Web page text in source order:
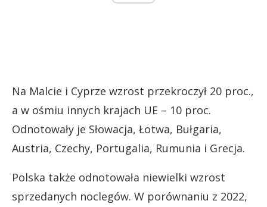
Na Malcie i Cyprze wzrost przekroczył 20 proc.,
a w ośmiu innych krajach UE – 10 proc.
Odnotowały je Słowacja, Łotwa, Bułgaria,
Austria, Czechy, Portugalia, Rumunia i Grecja.
Polska także odnotowała niewielki wzrost
sprzedanych noclegów. W porównaniu z 2022,